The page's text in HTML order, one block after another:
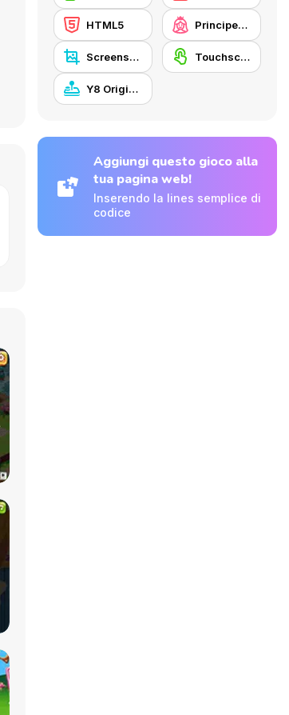
HTML5 Principesse
Screenshot Y8 Touchscreen
Y8 Originals
Aggiungi questo gioco alla
tua pagina web!
Inserendo la lines semplice di
codice